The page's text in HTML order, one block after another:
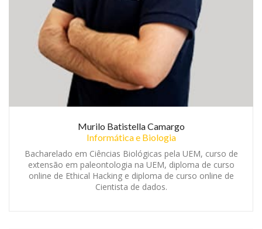
Murilo Batistella Camargo
Informática e Biologia
Bacharelado em Ciências Biológicas pela UEM, curso de
extensão em paleontologia na UEM, diploma de curso
online de Ethical Hacking e diploma de curso online de
Cientista de dados.